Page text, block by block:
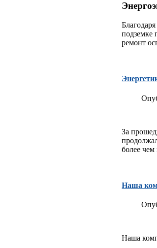
подземке
ремонт
За
более чем
Наша
Наша